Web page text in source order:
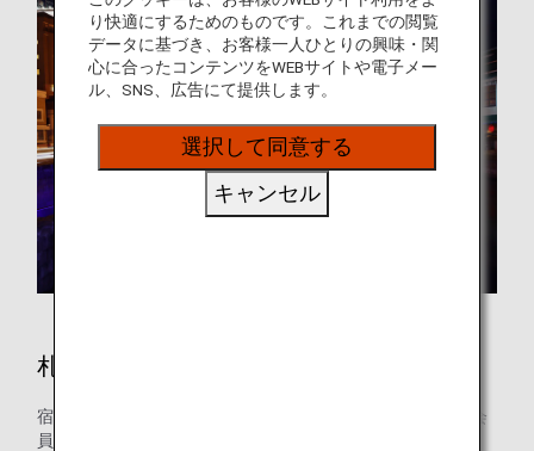
札幌のホテル
宿泊施設のご予約はお済みですか？ANAマイレージクラブ会
員のお客様は、世界の約100万軒のホテルが利用できる
り快適にするためのものです。これまでの閲覧
データに基づき、お客様一人ひとりの興味・関
心に合ったコンテンツをWEBサイトや電子メー
ル、SNS、広告にて提供します。
選択して同意する
キャンセル